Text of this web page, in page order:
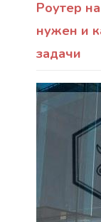
Роутер
нужен и
задачи